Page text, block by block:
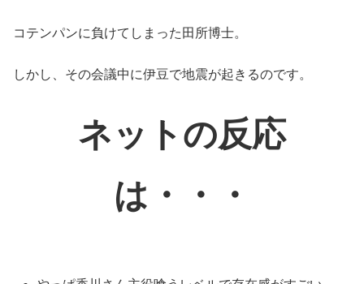
コテンパンに負けてしまった田所博士。
しかし、その会議中に伊豆で地震が起きるのです。
ネットの反応
は・・・